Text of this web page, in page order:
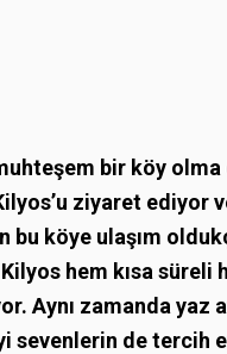
bir köy
ziyaret
bu köye ulaşım
hem kısa
Aynı zamanda yaz
sevenlerin de tercih